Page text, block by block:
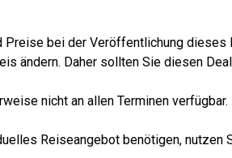
Preise bei der Veröffentlichung dieses
ändern. Daher sollten Sie diesen
nicht an allen Terminen verfügbar.
Reiseangebot benötigen, nutzen